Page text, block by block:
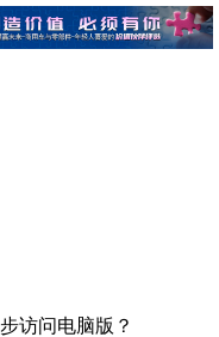
访问电脑版？